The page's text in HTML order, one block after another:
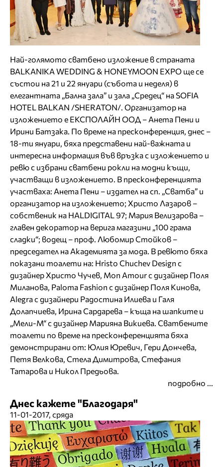
Най-голямото сватбено изложение в страната
BALKANIKA WEDDING & HONEYMOON EXPO ще се
състои на 21 и 22 януари (събота и неделя) в
елегантната „Бална зала” и зала „Средец“ на SOFIA
HOTEL BALKAN /SHERATON/. Oρганизатор на
изложението е ЕКСПОЛАЙН ООД – Анета Пени и
Ирини Батзака. По време на пресконференция, днес –
18-ти януари, бяха представени най-важната и
интересна информация във връзка с изложението и
ревю с избрани сватбени рокли на модни къщи,
участващи в изложението. В пресконференцията
участваха: Анета Пени – издател на сп. „Сватба” и
организатор на изложението; Христо Лазаров –
собственик на HALDIGITAL 97; Мария Велизарова –
главен декоратор на верига магазини „100 грама
сладки“; водещ – проф. Любомир Стойков –
председател на Академията за мода. В ревюто бяха
показани тоалети на: Hristo Chuchev Design с
дизайнер Христо Чучев, Mon Amour с дизайнер Поля
Миланова, Paloma Fashion с дизайнер Поля Кинова,
Alegra с дизайнери Радостина Илиева и Галя
Долапчиева, Ирина Сардарева – къща на шапките и
„Мели-М“ с дизайнер Марияна Викиева. Сватбените
тоалети по време на пресконференцията бяха
демонстрирани от: Юлия Юревич, Гери Дончева,
Петя Велкова, Стела Димитрова, Стефания
Татарова и Никол Предьова.
подробно ...
Днес кажете "Благодаря"
11-01-2017, сряда